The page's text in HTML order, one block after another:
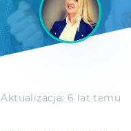
Aktualizacja: 6 lat temu